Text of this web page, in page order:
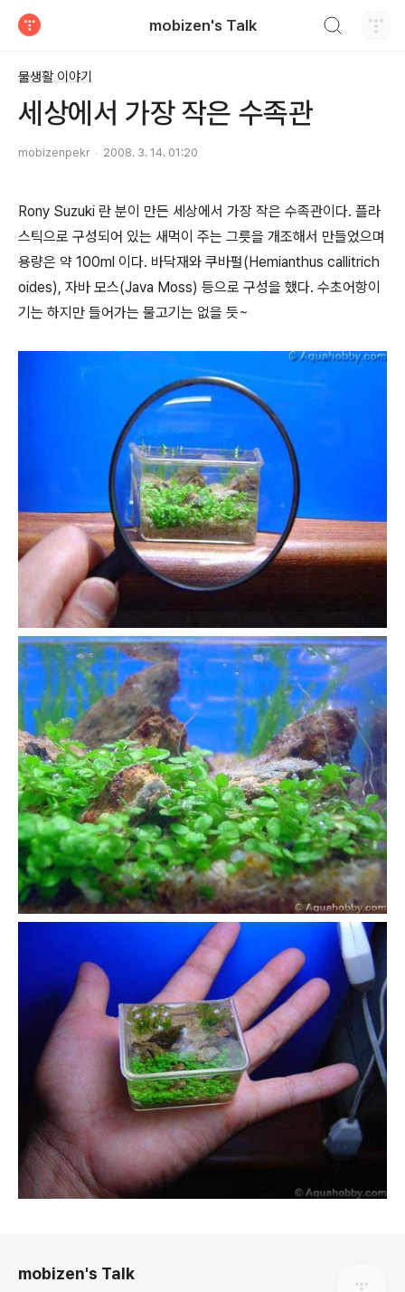
mobizen's Talk
물생활 이야기
세상에서 가장 작은 수족관
mobizenpekr 2008. 3. 14. 01:20
Rony Suzuki 란 분이 만든 세상에서 가장 작은 수족관이다. 플라
스틱으로 구성되어 있는 새먹이 주는 그릇을 개조해서 만들었으며
용량은 약 100ml 이다. 바닥재와 쿠바펄(Hemianthus callitrich
oides), 자바 모스(Java Moss) 등으로 구성을 했다. 수초어항이
기는 하지만 들어가는 물고기는 없을 듯~
mobizen's Talk